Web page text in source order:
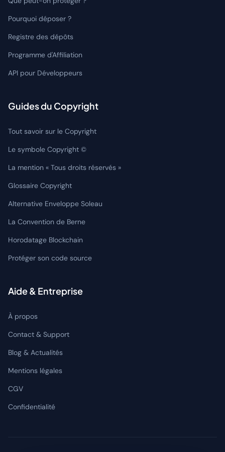
Pourquoi déposer ?
Registre des dépôts
Programme d'Affiliation
API pour Développeurs
Guides du Copyright
Tout savoir sur le Copyright
Le symbole Copyright ©
La mention « Tous droits réservés »
Glossaire Copyright
Alternative Enveloppe Soleau
La Convention de Berne
Horodatage Blockchain
Protéger son code source
Aide & Entreprise
À propos
Contact & Support
Blog & Actualités
Mentions légales
CGV
Confidentialité